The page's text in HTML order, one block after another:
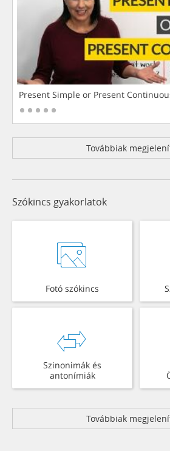
Present Simple or Present
Továbbiak
Szókincs gyakorlatok
Fotó szókincs
Szinonimák és
antonímiák
Továbbiak